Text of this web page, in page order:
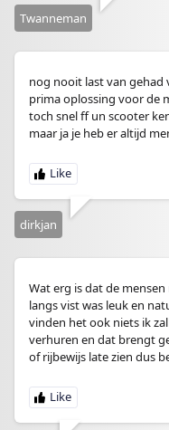
Twanneman
nog nooit last van gehad
prima oplossing voor de
toch snel ff un scooter
maar ja je heb er altijd
dirkjan
Wat erg is dat de
langs vist was leuk en
vinden het ook niets ik
verhuren en dat brengt
of rijbewijs late zien dus